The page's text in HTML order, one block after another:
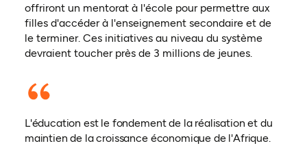
offriront un mentorat à l'école pour permettre aux
filles d'accéder à l'enseignement secondaire et de
le terminer. Ces initiatives au niveau du système
devraient toucher près de 3 millions de jeunes.
L'éducation est le fondement de la réalisation et du
maintien de la croissance économique de l'Afrique.